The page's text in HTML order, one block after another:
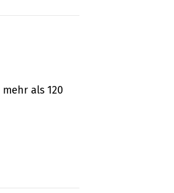
als 120